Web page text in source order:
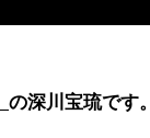
の深川宝琉です